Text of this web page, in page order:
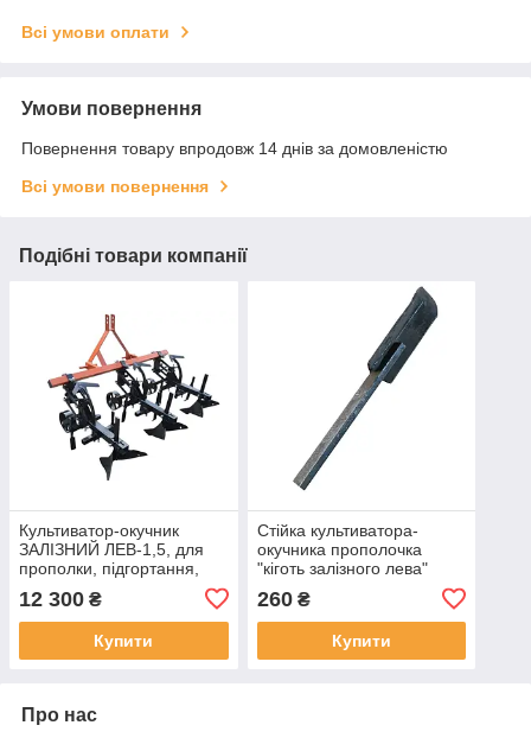
Всі умови оплати
Умови повернення
Повернення товару впродовж 14 днів за домовленістю
Всі умови повернення
Подібні товари компанії
Культиватор-окучник
ЗАЛІЗНИЙ ЛЕВ-1,5, для
прополки, підгортання,
1,5метра
12 300 ₴
Купити
Стійка культиватора-
окучника прополочка
"кіготь залізного лева"
розрихлююча ЗАЛІЗНИЙ
ЛЕВ-1,5
260₴
Купити
Про нас